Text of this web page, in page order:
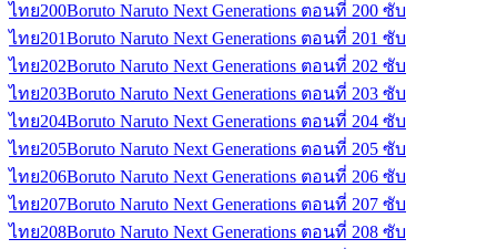
ไทย200Boruto Naruto Next Generations ตอนที่ 200 ซับ
ไทย201Boruto Naruto Next Generations ตอนที่ 201 ซับ
ไทย202Boruto Naruto Next Generations ตอนที่ 202 ซับ
ไทย203Boruto Naruto Next Generations ตอนที่ 203 ซับ
ไทย204Boruto Naruto Next Generations ตอนที่ 204 ซับ
ไทย205Boruto Naruto Next Generations ตอนที่ 205 ซับ
ไทย206Boruto Naruto Next Generations ตอนที่ 206 ซับ
ไทย207Boruto Naruto Next Generations ตอนที่ 207 ซับ
ไทย208Boruto Naruto Next Generations ตอนที่ 208 ซับ